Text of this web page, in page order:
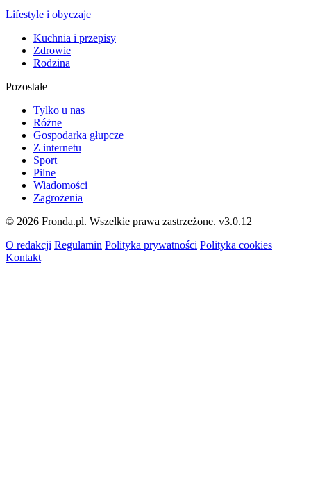
Lifestyle i obyczaje
Kuchnia i przepisy
Zdrowie
Rodzina
Pozostałe
Tylko u nas
Różne
Gospodarka głupcze
Z internetu
Sport
Pilne
Wiadomości
Zagrożenia
© 2026 Fronda.pl. Wszelkie prawa zastrzeżone. v3.0.12
O redakcji Regulamin Polityka prywatności Polityka cookies
Kontakt